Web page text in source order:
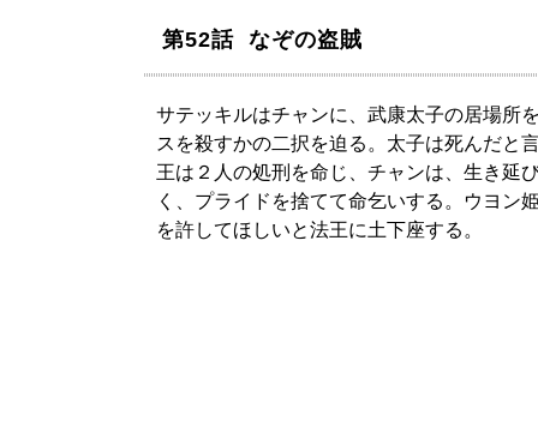
第52話 なぞの盗賊
サテッキルはチャンに、武康太子の居場所
スを殺すかの二択を迫る。太子は死んだと
王は２人の処刑を命じ、チャンは、生き延
く、プライドを捨てて命乞いする。ウヨン
を許してほしいと法王に土下座する。